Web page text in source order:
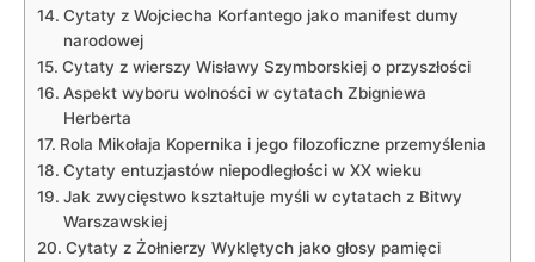
Cytaty z Wojciecha Korfantego ⁣jako manifest dumy
narodowej
Cytaty z​ wierszy Wisławy Szymborskiej o przyszłości
Aspekt‍ wyboru wolności w cytatach ​Zbigniewa
Herberta
Rola Mikołaja Kopernika i jego filozoficzne przemyślenia
Cytaty entuzjastów ⁢niepodległości w ‍XX wieku
Jak zwycięstwo kształtuje myśli w cytatach z Bitwy
Warszawskiej
Cytaty ‌z⁢ Żołnierzy Wyklętych jako głosy pamięci